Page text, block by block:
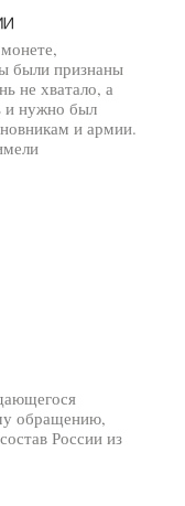
были признаны
не хватало, а
и нужно был
и армии.
обращению,
России из